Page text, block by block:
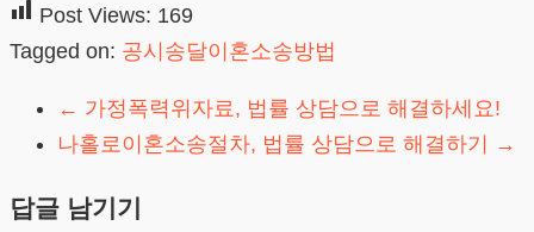
Post Views: 169
Tagged on: 공시송달이혼소송방법
← 가정폭력위자료, 법률 상담으로 해결하세요!
나홀로이혼소송절차, 법률 상담으로 해결하기
→
답글 남기기